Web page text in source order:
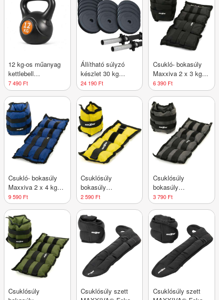
12 kg-os műanyag
kettlebell
cementtöltettel
7 490 Ft
Állítható súlyzó
készlet 30 kg
cement töltelékkel
24 190 Ft
Csukló- bokasúly
Maxxiva 2 x 3 kg
Fekete
6 390 Ft
Csukló- bokasúly
Maxxiva 2 x 4 kg
Kék
9 590 Ft
Csuklósúly
bokasúly
MAXXIVA® Sárga
2 x 0,5 kg
2 590 Ft
Csuklósúly
bokasúly
MAXXIVA® Szürke
2 x 1,5 kg
3 790 Ft
Csuklósúly
Csuklósúly szett
Csuklósúly szett